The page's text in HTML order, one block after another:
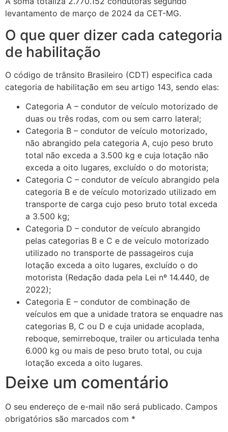
levantamento de março de 2024 da CET-MG.
O que quer dizer cada categoria
de habilitação
O código de trânsito Brasileiro (CDT) especifica cada
categoria de habilitação em seu artigo 143, sendo elas:
Categoria A – condutor de veículo motorizado de
duas ou três rodas, com ou sem carro lateral;
Categoria B – condutor de veículo motorizado,
não abrangido pela categoria A, cujo peso bruto
total não exceda a 3.500 kg e cuja lotação não
exceda a oito lugares, excluído o do motorista;
Categoria C – condutor de veículo abrangido pela
categoria B e de veículo motorizado utilizado em
transporte de carga cujo peso bruto total exceda
a 3.500 kg;
Categoria D – condutor de veículo abrangido
pelas categorias B e C e de veículo motorizado
utilizado no transporte de passageiros cuja
lotação exceda a oito lugares, excluído o do
motorista (Redação dada pela Lei nº 14.440, de
2022);
Categoria E – condutor de combinação de
veículos em que a unidade tratora se enquadre nas
categorias B, C ou D e cuja unidade acoplada,
reboque, semirreboque, trailer ou articulada tenha
6.000 kg ou mais de peso bruto total, ou cuja
lotação exceda a oito lugares.
Deixe um comentário
O seu endereço de e-mail não será publicado. Campos
obrigatórios são marcados com *